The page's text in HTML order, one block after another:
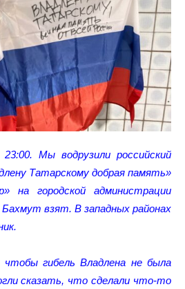
Мы водрузили российский
Татарскому добрая память»
на городской администрации
взят. В западных районах
гибель Владлена не была
сказать, что сделали что-то